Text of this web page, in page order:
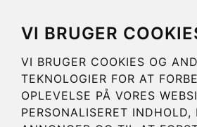
VI BRUGER
VI BRUGER COOKIES OG
TEKNOLOGIER FOR AT
OPLEVELSE PÅ VORES
PERSONALISERET INDHOLD,